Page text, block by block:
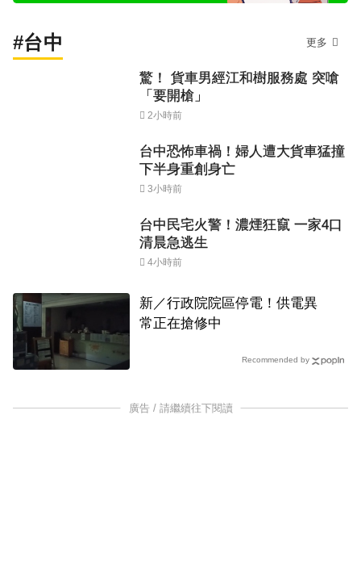
#台中 更多
驚！ 貨車男經江和樹服務處 突嗆
「要開槍」
2小時前
台中恐怖車禍！婦人遭大貨車猛撞
下半身重創身亡
3小時前
台中民宅火警！濃煙狂竄 一家4口
清晨急逃生
4小時前
新／行政院院區停電！供電異
常正在搶修中
Recommended by
廣告 / 請繼續往下閱讀